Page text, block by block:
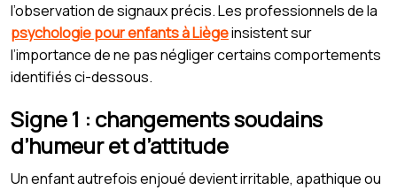
l’observation de signaux précis. Les professionnels de la
psychologie pour enfants à Liègeinsistent sur
l’importance de ne pas négliger certains comportements
identifiés ci-dessous.
Signe 1 : changements soudains
d’humeur et d’attitude
Un enfant autrefois enjoué devient irritable, apathique ou